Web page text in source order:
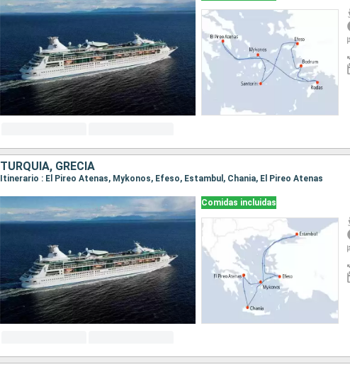
TURQUÍA, GRECIA
Itinerario : El Pireo Atenas, Mykonos, Efeso, Estambul, Chania, El Pireo Atenas
Comidas incluidas